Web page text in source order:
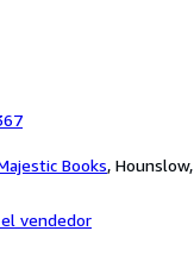
Books, Hounslow,
vendedor